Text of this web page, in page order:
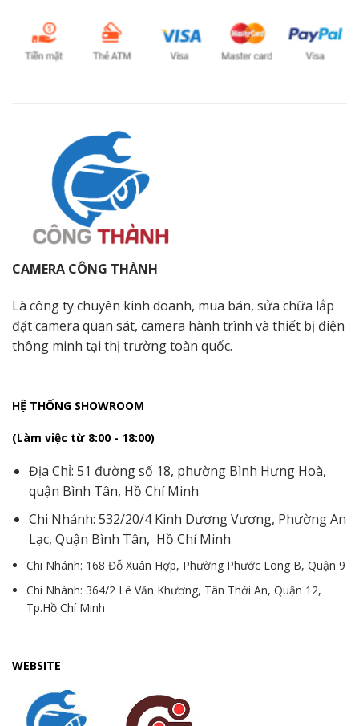
CAMERA CÔNG THÀNH
Là công ty chuyên kinh doanh, mua bán, sửa chữa lắp
đặt camera quan sát, camera hành trình và thiết bị điện
thông minh tại thị trường toàn quốc.
HỆ THỐNG SHOWROOM
(Làm việc từ 8:00 - 18:00)
Địa Chỉ: 51 đường số 18, phường Bình Hưng Hoà,
quận Bình Tân, Hồ Chí Minh
Chi Nhánh: 532/20/4 Kinh Dương Vương, Phường An
Lạc, Quận Bình Tân, Hồ Chí Minh
Chi Nhánh: 168 Đỗ Xuân Hợp, Phường Phước Long B, Quận 9
Chi Nhánh: 364/2 Lê Văn Khương, Tân Thới An, Quận 12,
Tp.Hồ Chí Minh
WEBSITE